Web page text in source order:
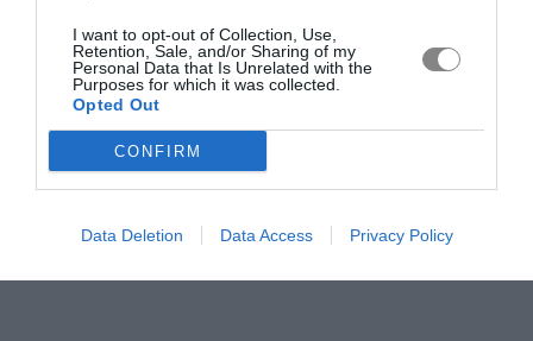
I want to opt-out of Collection, Use,
Retention, Sale, and/or Sharing of my
Personal Data that Is Unrelated with the
Purposes for which it was collected.
Opted Out
CONFIRM
Data Deletion Data Access Privacy Policy